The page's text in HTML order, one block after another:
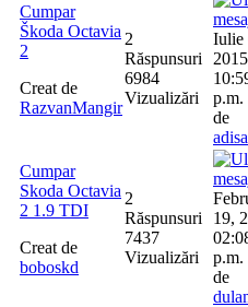
Cumpar
Škoda Octavia
2
Creat de
RazvanMangir
2
Răspunsuri
6984
Vizualizări
Iulie
p.m.
de
Cumpar
Skoda Octavia
2 1.9 TDI
Creat de
boboskd
2
Răspunsuri
7437
Vizualizări
19,
p.m.
de